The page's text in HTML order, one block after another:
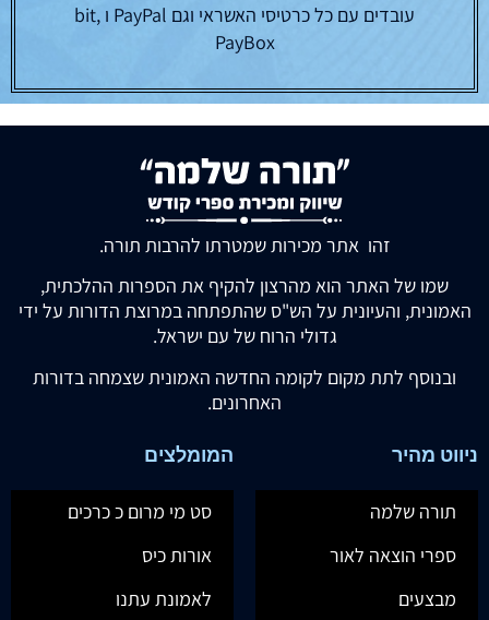
עובדים עם כל כרטיסי האשראי וגם PayPal ו bit,
PayBox
זהו אתר מכירות שמטרתו להרבות תורה.
שמו של האתר הוא מהרצון להקיף את הספרות ההלכתית,
האמונית, והעיונית על הש"ס שהתפתחה במרוצת הדורות על ידי
גדולי הרוח של עם ישראל.
ובנוסף לתת מקום לקומה החדשה האמונית שצמחה בדורות
האחרונים.
ניווט מהיר
תורה שלמה
ספרי הוצאה לאור
מבצעים
המומלצים
סט מי מרום כ כרכים
אורות כיס
לאמונת עתנו